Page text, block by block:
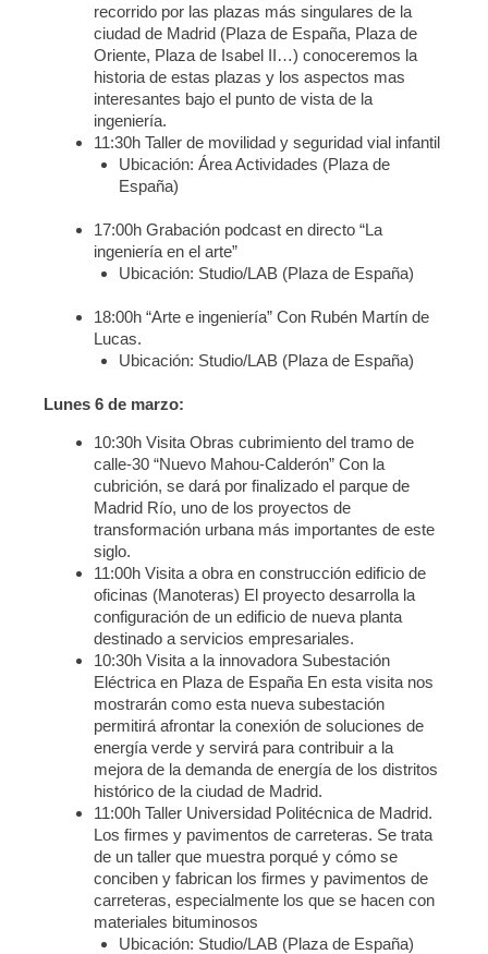
recorrido por las plazas más singulares de la
ciudad de Madrid (Plaza de España, Plaza de
Oriente, Plaza de Isabel II…) conoceremos la
historia de estas plazas y los aspectos mas
interesantes bajo el punto de vista de la
ingeniería.
11:30h Taller de movilidad y seguridad vial infantil
Ubicación: Área Actividades (Plaza de
España)
17:00h Grabación podcast en directo “La
ingeniería en el arte”
Ubicación: Studio/LAB (Plaza de España)
18:00h “Arte e ingeniería” Con Rubén Martín de
Lucas.
Ubicación: Studio/LAB (Plaza de España)
Lunes 6 de marzo:
10:30h Visita Obras cubrimiento del tramo de
calle-30 “Nuevo Mahou-Calderón” Con la
cubrición, se dará por finalizado el parque de
Madrid Río, uno de los proyectos de
transformación urbana más importantes de este
siglo.
11:00h Visita a obra en construcción edificio de
oficinas (Manoteras) El proyecto desarrolla la
configuración de un edificio de nueva planta
destinado a servicios empresariales.
10:30h Visita a la innovadora Subestación
Eléctrica en Plaza de España En esta visita nos
mostrarán como esta nueva subestación
permitirá afrontar la conexión de soluciones de
energía verde y servirá para contribuir a la
mejora de la demanda de energía de los distritos
histórico de la ciudad de Madrid.
11:00h Taller Universidad Politécnica de Madrid.
Los firmes y pavimentos de carreteras. Se trata
de un taller que muestra porqué y cómo se
conciben y fabrican los firmes y pavimentos de
carreteras, especialmente los que se hacen con
materiales bituminosos
Ubicación: Studio/LAB (Plaza de España)